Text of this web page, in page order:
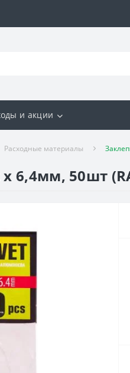
и акции
Расходные материалы
6,4мм, 50шт